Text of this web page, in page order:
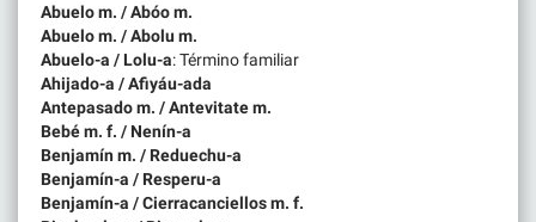
Abuelo m. / Abóo m.
Abuelo m. / Abolu m.
Abuelo-a / Lolu-a: Término familiar
Ahijado-a / Afiyáu-ada
Antepasado m. / Antevitate m.
Bebé m. f. / Nenín-a
Benjamín m. / Reduechu-a
Benjamín-a / Resperu-a
Benjamín-a / Cierracanciellos m. f.